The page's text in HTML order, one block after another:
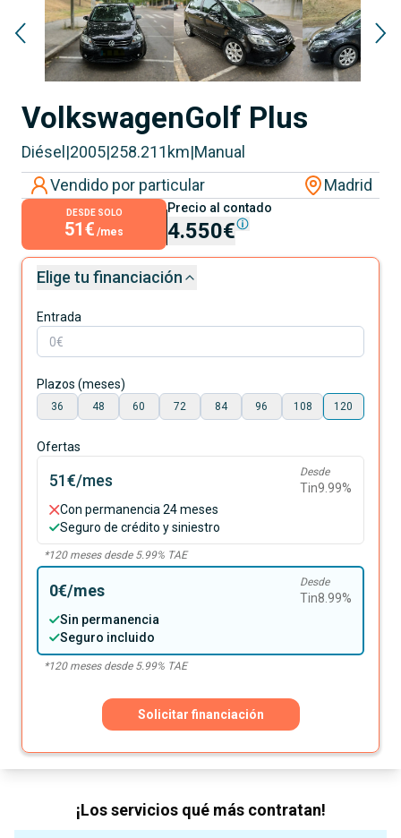
VolkswagenGolf Plus
Diésel |2005|258.211 km|Manual
Vendido por particular
Madrid
DESDE SOLO
51€ /mes
Precio al contado
4.550€
Elige tu financiación
Entrada
Plazos (meses)
36 48 60 72 84 96 108 120
Ofertas
51€/mes Desde
Tin9.99%
Con permanencia 24 meses
Seguro de crédito y siniestro
*120meses desde 5.99% TAE
0€/mes Desde
Tin8.99%
Sin permanencia
Seguro incluido
*120meses desde 5.99% TAE
Solicitar financiación
¡Los servicios qué más contratan!